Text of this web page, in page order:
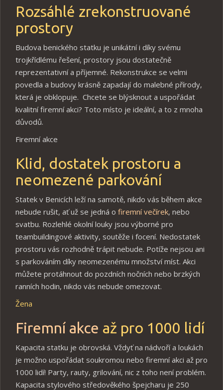
Rozsáhlé zrekonstruované
prostory
Budova benického statku je unikátní i díky svému
trojkřídlému řešení, prostory jsou dostatečně
reprezentativní a příjemné. Rekonstrukce se velmi
povedla a budovy krásně zapadají do malebné přírody,
která je obklopuje. Chcete se blýsknout a uspořádat
kvalitní firemní akci? Toto místo je ideální, a to z mnoha
důvodů.
Firemní akce
Klid, dostatek prostoru a
neomezené parkování
Statek v Benicích leží na samotě, nikdo vás během akce
nebude rušit, ať už se jedná o firemní večírek, nebo
svatbu. Rozlehlé okolní louky jsou výborné pro
teambuildingové aktivity, soutěže i focení. Nedostatek
prostoru vás rozhodně trápit nebude. Potíže nejsou ani
s parkováním díky neomezenému množství míst. Akci
můžete protáhnout do pozdních nočních nebo brzkých
ranních hodin, nikdo vás nebude omezovat.
Žena
Firemní akce až pro 1000 lidí
Kapacita statku je obrovská. Vždyť na nádvoří a loukách
je možno uspořádat soukromou nebo firemní akci až pro
1000 lidí! Party, rauty, grilování, nic z toho není problém.
Kapacita stylového středověkého špejcharu je 250